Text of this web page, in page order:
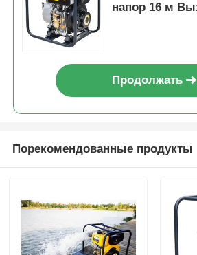
напор 16 м
Продолжать
Порекомендованные продукты